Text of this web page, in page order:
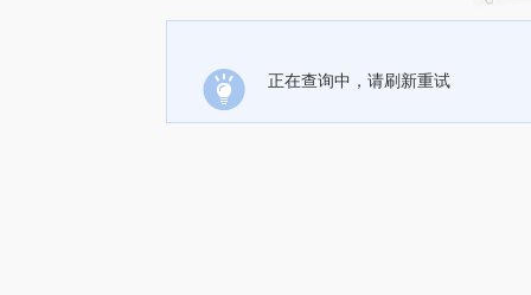
正在查询中，请刷新重试